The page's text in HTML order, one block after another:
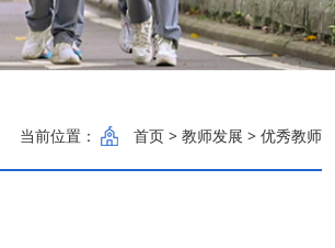
当前位置： 首页 > 教师发展 > 优秀教师